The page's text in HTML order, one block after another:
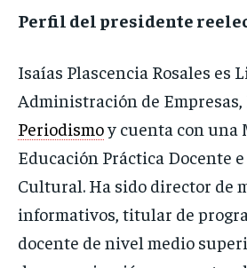
Perfil del presidente
Isaías Plascencia Rosales es
Administración de
Periodismoy cuenta con una
Educación Práctica Docente
Cultural. Ha sido director de
informativos, titular de
docente de nivel medio